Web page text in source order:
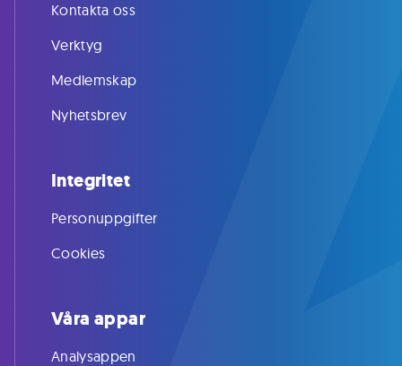
Kontakta oss
Verktyg
Medlemskap
Nyhetsbrev
Integritet
Personuppgifter
Cookies
Våra appar
Analysappen